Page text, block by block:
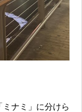
ナミ」に分けら